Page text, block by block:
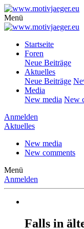
Menü
Startseite
Foren
Neue Beiträge
Aktuelles
Neue Beiträge
Media
New media New
Anmelden
Aktuelles
New media
New comments
Menü
Anmelden
Falls in